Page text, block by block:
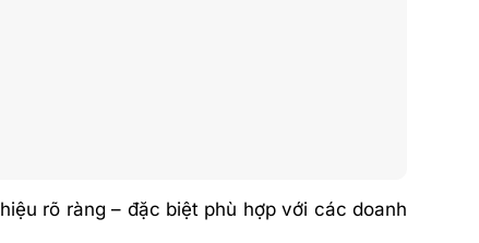
rõ ràng – đặc biệt phù hợp với các doanh